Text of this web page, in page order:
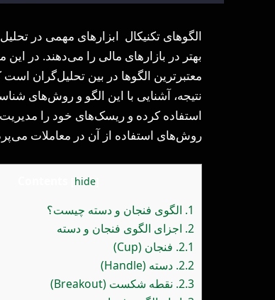
الگوهای تکنیکال ابزارهای مهمی در
بهتر در بازارهای مالی را می‌دهند. در
معتبرترین الگوها در بین تحلیل‌گران
نتیجه، آشنایی با این الگو و روش‌های
استفاده کرده و ریسک‌های خود را مدیریت
روش‌های استفاده از آن در معاملات
hide]
1. الگوی فنجان و دسته چیست؟
2. اجزای الگوی فنجان و دسته
2.1. فنجان (Cup)
2.2. دسته (Handle)
2.3. نقطه شکست (Breakout)